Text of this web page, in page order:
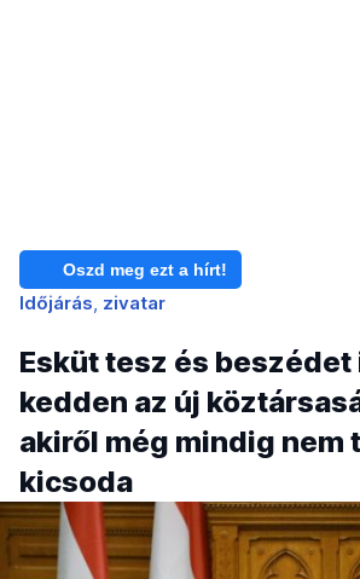
Oszd meg ezt a hírt!
Időjárás zivatar
Esküt tesz és beszédet
kedden az új
akiről még mindig nem
kicsoda